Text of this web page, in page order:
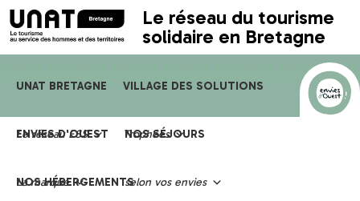
Le réseau du tourisme
solidaire en Bretagne
UNAT BRETAGNE
Le réseau ESS
VILLAGE DES SOLUTIONS
Trophées
ENVIES D'OUEST
La marque
NOS SÉJOURS
selon vos envies
NOS HÉBERGEMENTS